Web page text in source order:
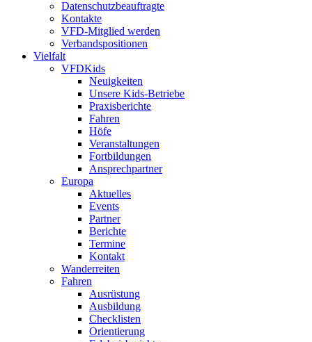
Datenschutzbeauftragte
Kontakte
VFD-Mitglied werden
Verbandspositionen
Vielfalt
VFDKids
Neuigkeiten
Unsere Kids-Betriebe
Praxisberichte
Fahren
Höfe
Veranstaltungen
Fortbildungen
Ansprechpartner
Europa
Aktuelles
Events
Partner
Berichte
Termine
Kontakt
Wanderreiten
Fahren
Ausrüstung
Ausbildung
Checklisten
Orientierung